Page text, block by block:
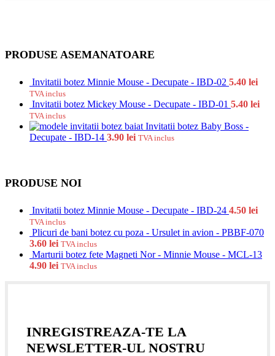
PRODUSE ASEMANATOARE
Invitatii botez Minnie Mouse - Decupate - IBD-02 5.40 lei
TVA inclus
Invitatii botez Mickey Mouse - Decupate - IBD-01 5.40 lei
TVA inclus
Invitatii botez Baby Boss -
Decupate - IBD-14 3.90 lei TVA inclus
PRODUSE NOI
Invitatii botez Minnie Mouse - Decupate - IBD-24 4.50 lei
TVA inclus
Plicuri de bani botez cu poza - Ursulet in avion - PBBF-070
3.60 lei TVA inclus
Marturii botez fete Magneti Nor - Minnie Mouse - MCL-13
4.90 lei TVA inclus
INREGISTREAZA-TE LA
NEWSLETTER-UL NOSTRU